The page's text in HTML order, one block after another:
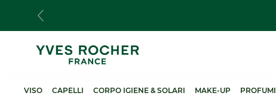
principale
VISO CAPELLI CORPO IGIENE & SOLARI MAKE-UP PROFUMI